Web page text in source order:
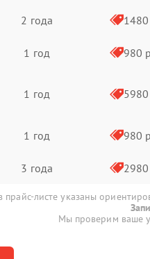
2 года
1 год 980 р
1 год
1 год 980 р
3 года
прайс-листе указаны
Мы проверим ваше